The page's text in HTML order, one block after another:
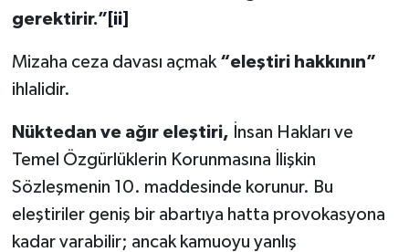
gerektirir.” [ii]
Mizaha ceza davası açmak “eleştiri hakkının”
ihlalidir.
Nüktedan ve ağır eleştiri, İnsan Hakları ve
Temel Özgürlüklerin Korunmasına İlişkin
Sözleşmenin 10. maddesinde korunur. Bu
eleştiriler geniş bir abartıya hatta provokasyona
kadar varabilir; ancak kamuoyu yanlış